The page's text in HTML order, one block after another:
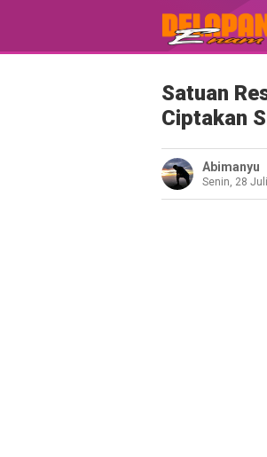
Satuan
Ciptakan
Abimanyu
Senin, 28